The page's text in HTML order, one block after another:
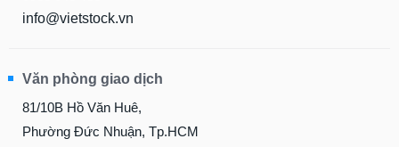
info@vietstock.vn
Văn phòng giao dịch
81/10B Hồ Văn Huê,
Phường Đức Nhuận, Tp.HCM